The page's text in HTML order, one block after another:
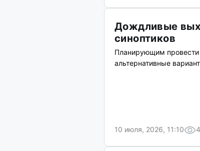
Дождливые
синоптиков
Планирующим провести
альтернативные
10 июля, 2026, 11:10 4